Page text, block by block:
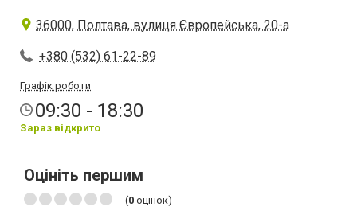
36000, Полтава, вулиця Європейська, 20-а
+380 (532) 61-22-89
Графік роботи
09:30 - 18:30
Зараз відкрито
Оцініть першим
(0 оцінок)